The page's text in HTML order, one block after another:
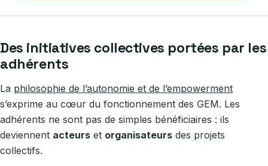
Des initiatives collectives portées par les
adhérents
La philosophie de l’autonomie et de l’empowerment
s’exprime au cœur du fonctionnement des GEM. Les
adhérents ne sont pas de simples bénéficiaires : ils
deviennent acteurs et organisateurs des projets
collectifs.